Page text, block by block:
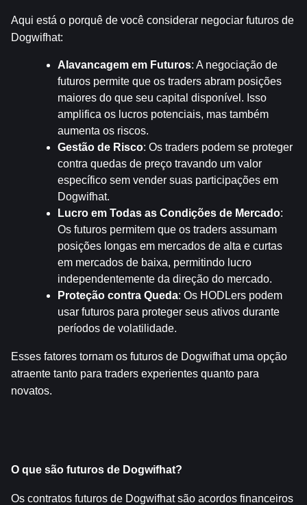
Aqui está o porquê de você considerar negociar futuros de
Dogwifhat:
Alavancagem em Futuros: A negociação de
futuros permite que os traders abram posições
maiores do que seu capital disponível. Isso
amplifica os lucros potenciais, mas também
aumenta os riscos.
Gestão de Risco: Os traders podem se proteger
contra quedas de preço travando um valor
específico sem vender suas participações em
Dogwifhat.
Lucro em Todas as Condições de Mercado:
Os futuros permitem que os traders assumam
posições longas em mercados de alta e curtas
em mercados de baixa, permitindo lucro
independentemente da direção do mercado.
Proteção contra Queda: Os HODLers podem
usar futuros para proteger seus ativos durante
períodos de volatilidade.
Esses fatores tornam os futuros de Dogwifhat uma opção
atraente tanto para traders experientes quanto para
novatos.
O que são futuros de Dogwifhat?
Os contratos futuros de Dogwifhat são acordos financeiros